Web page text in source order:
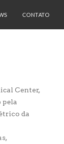
CONTATO
Center,
pela
da